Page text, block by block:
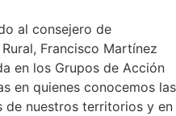
al consejero de
Francisco Martínez
en los Grupos de Acción
en quienes conocemos las
de nuestros territorios y en